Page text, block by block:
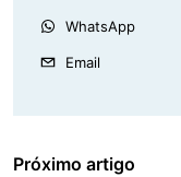
WhatsApp
Email
Próximo artigo